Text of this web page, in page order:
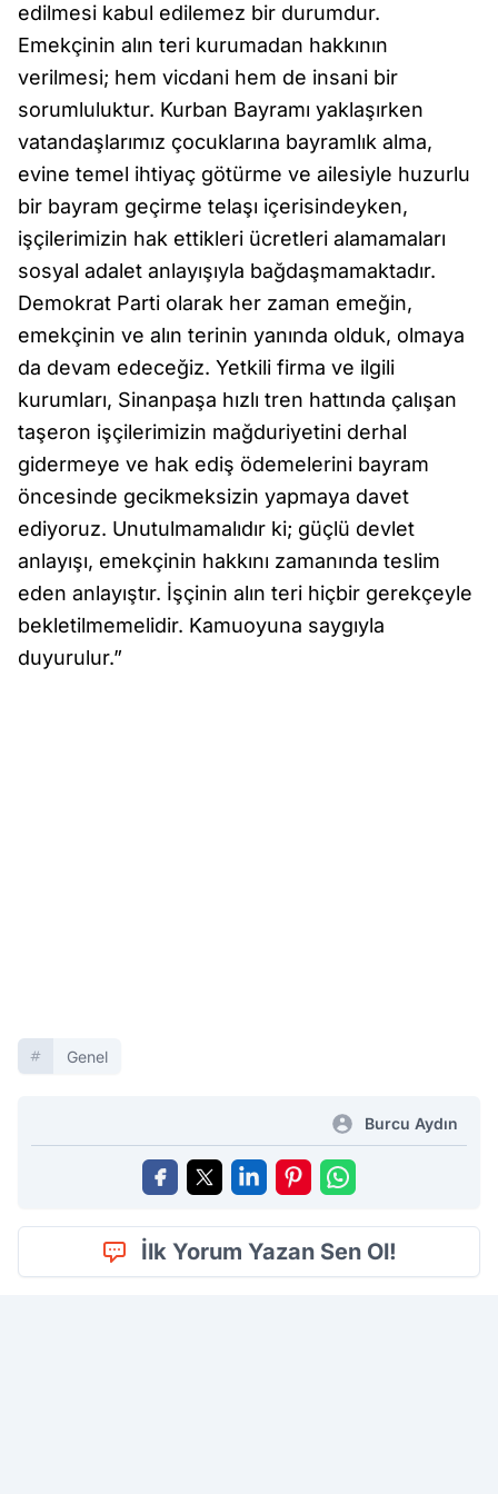
edilmesi kabul edilemez bir durumdur.
Emekçinin alın teri kurumadan hakkının
verilmesi; hem vicdani hem de insani bir
sorumluluktur. Kurban Bayramı yaklaşırken
vatandaşlarımız çocuklarına bayramlık alma,
evine temel ihtiyaç götürme ve ailesiyle huzurlu
bir bayram geçirme telaşı içerisindeyken,
işçilerimizin hak ettikleri ücretleri alamamaları
sosyal adalet anlayışıyla bağdaşmamaktadır.
Demokrat Parti olarak her zaman emeğin,
emekçinin ve alın terinin yanında olduk, olmaya
da devam edeceğiz. Yetkili firma ve ilgili
kurumları, Sinanpaşa hızlı tren hattında çalışan
taşeron işçilerimizin mağduriyetini derhal
gidermeye ve hak ediş ödemelerini bayram
öncesinde gecikmeksizin yapmaya davet
ediyoruz. Unutulmamalıdır ki; güçlü devlet
anlayışı, emekçinin hakkını zamanında teslim
eden anlayıştır. İşçinin alın teri hiçbir gerekçeyle
bekletilmemelidir. Kamuoyuna saygıyla
duyurulur.”
Genel
Burcu Aydın
İlk Yorum Yazan Sen Ol!